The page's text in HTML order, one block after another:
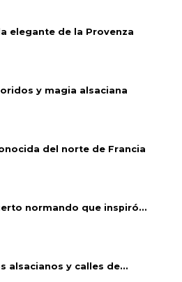
elegante de la Provenza
y magia alsaciana
del norte de Francia
normando que inspiró...
alsacianos y calles de...